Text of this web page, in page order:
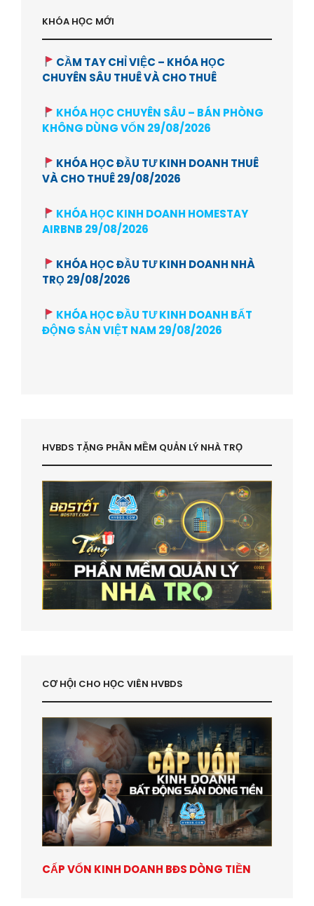
KHÓA HỌC MỚI
CẦM TAY CHỈ VIỆC – KHÓA HỌC
CHUYÊN SÂU THUÊ VÀ CHO THUÊ
KHÓA HỌC CHUYÊN SÂU – BÁN PHÒNG
KHÔNG DÙNG VỐN 29/08/2026
KHÓA HỌC ĐẦU TƯ KINH DOANH THUÊ
VÀ CHO THUÊ 29/08/2026
KHÓA HỌC KINH DOANH HOMESTAY
AIRBNB 29/08/2026
KHÓA HỌC ĐẦU TƯ KINH DOANH NHÀ
TRỌ 29/08/2026
KHÓA HỌC ĐẦU TƯ KINH DOANH BẤT
ĐỘNG SẢN VIỆT NAM 29/08/2026
HVBDS TẶNG PHẦN MỀM QUẢN LÝ NHÀ TRỌ
CƠ HỘI CHO HỌC VIÊN HVBDS
CẤP VỐN KINH DOANH BĐS DÒNG TIỀN